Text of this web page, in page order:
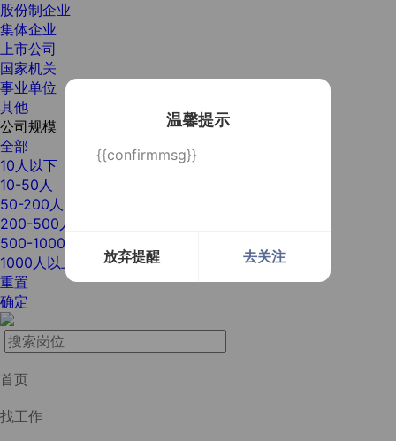
温馨提示
{{confirmmsg}}
放弃提醒 去关注
股份制企业
集体企业
上市公司
国家机关
事业单位
其他
公司规模
全部
10人以下
10-50人
50-200人
200-500人
500-1000人
1000人以上
重置
确定
首页
找工作